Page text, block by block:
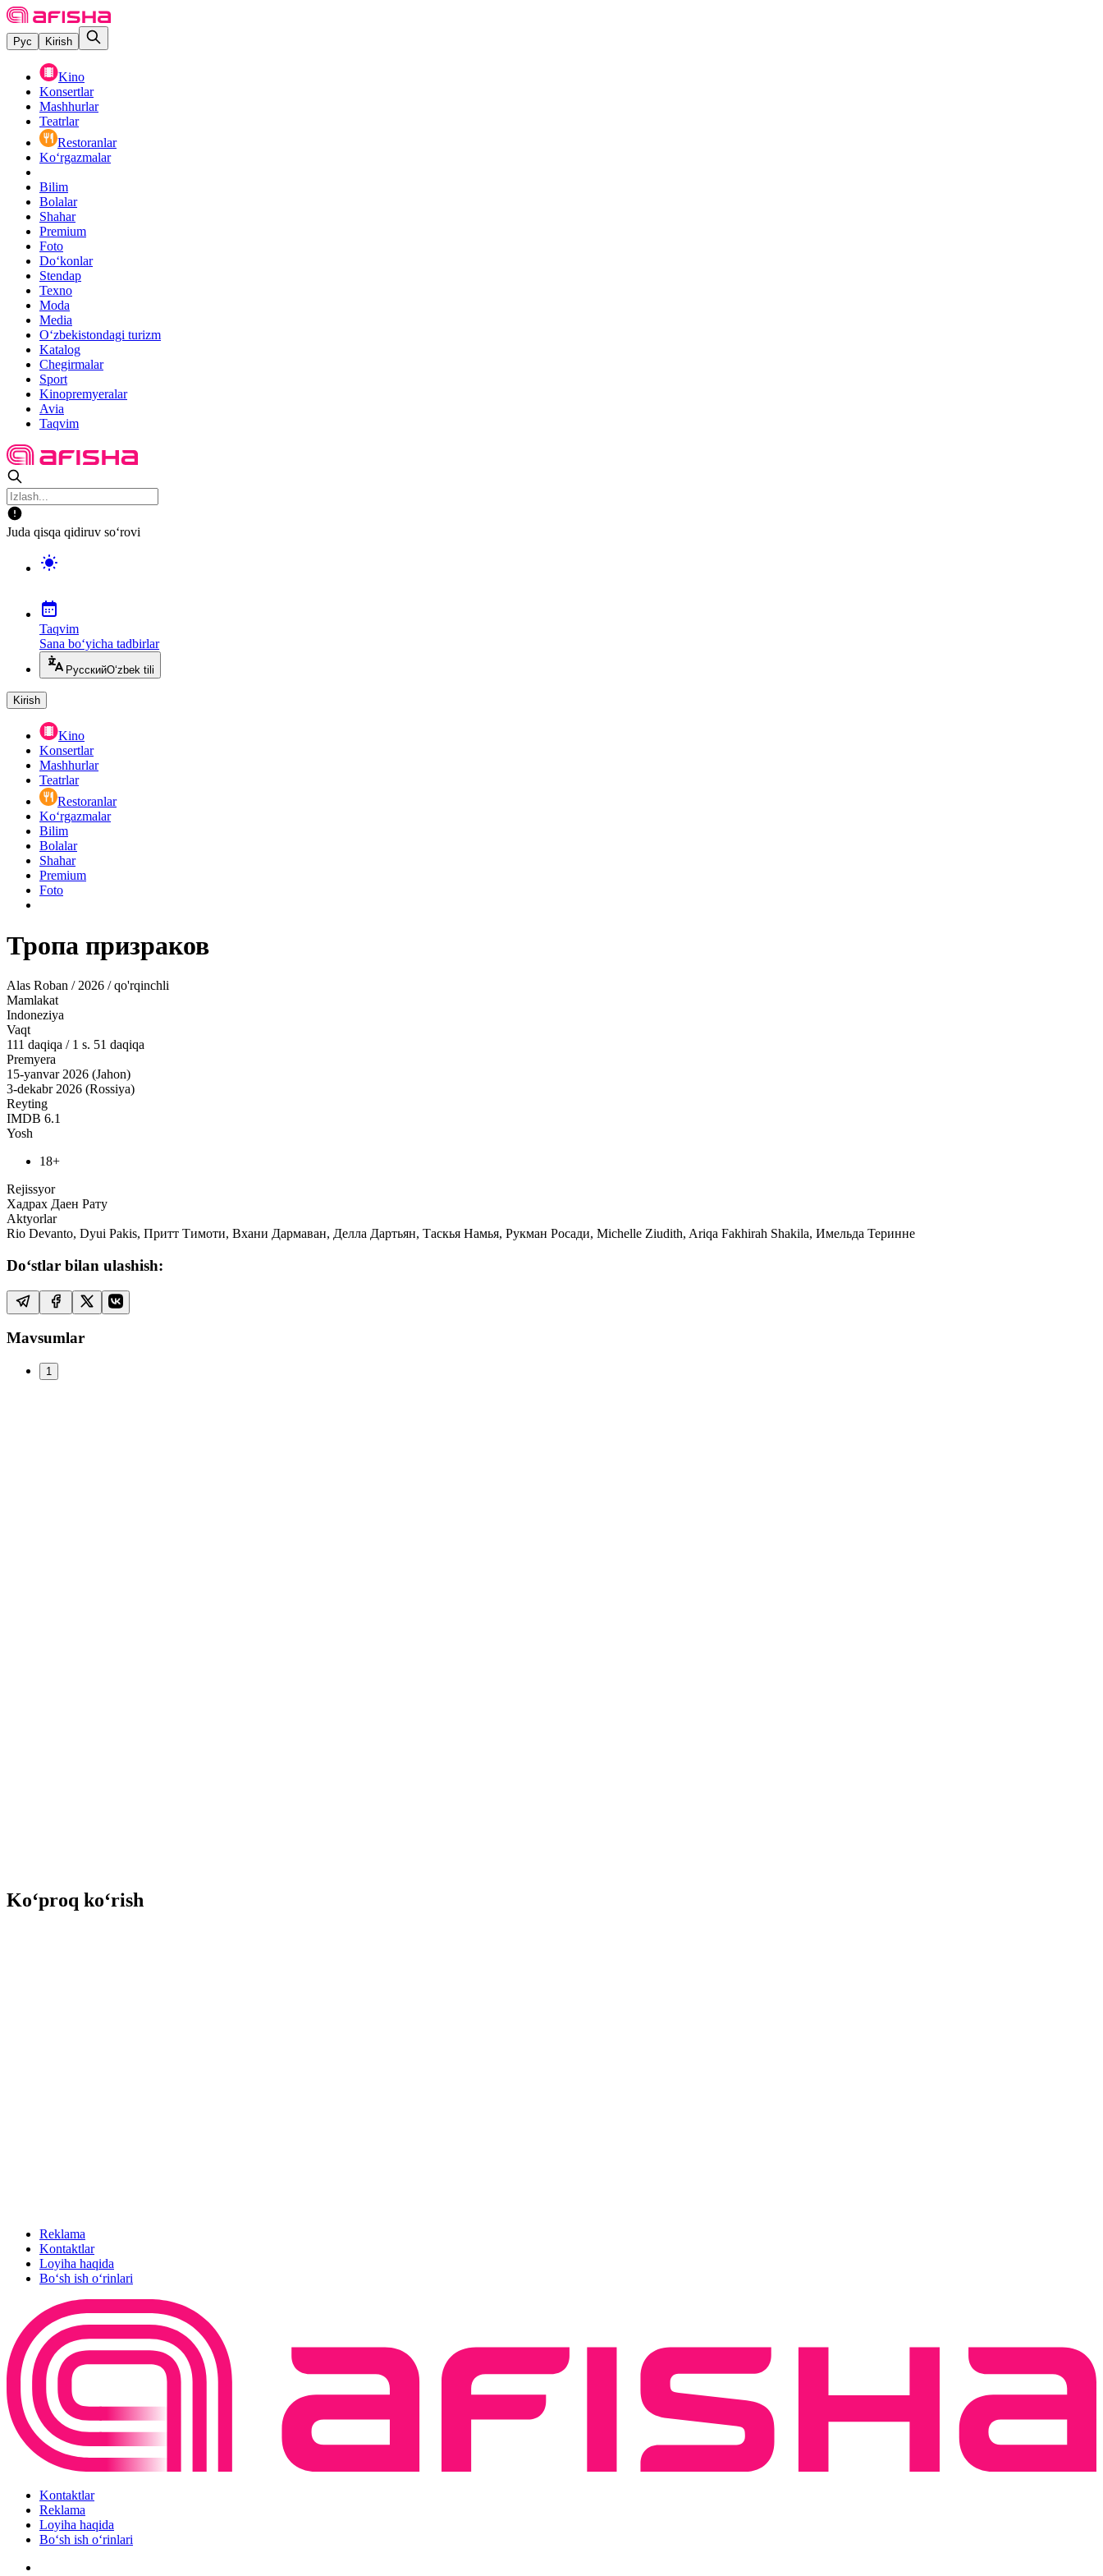
Рус Kirish
Kino
Konsertlar
Mashhurlar
Teatrlar
Restoranlar
Ko‘rgazmalar
Bilim
Bolalar
Shahar
Premium
Foto
Do‘konlar
Stendap
Texno
Moda
Media
O‘zbekistondagi turizm
Katalog
Chegirmalar
Sport
Kinopremyeralar
Avia
Taqvim
Juda qisqa qidiruv so‘rovi
Taqvim
Sana bo‘yicha tadbirlar
РусскийO‘zbek tili
Kirish
Kino
Konsertlar
Mashhurlar
Teatrlar
Restoranlar
Ko‘rgazmalar
Bilim
Bolalar
Shahar
Premium
Foto
Тропа призраков
Alas Roban / 2026 / qo'rqinchli
Mamlakat
Indoneziya
Vaqt
111 daqiqa / 1 s. 51 daqiqa
Premyera
15-yanvar 2026 (Jahon)
3-dekabr 2026 (Rossiya)
Reyting
IMDB 6.1
Yosh
18+
Rejissyor
Хадрах Даен Рату
Aktyorlar
Rio Devanto, Dyui Pakis, Притт Тимоти, Вхани Дармаван, Делла Дартьян, Таскья Намья, Рукман Росади, Michelle Ziudith, Ariqa Fakhirah Shakila, Имельда Теринне
Do‘stlar bilan ulashish:
Mavsumlar
1
Ko‘proq ko‘rish
Reklama
Kontaktlar
Loyiha haqida
Bo‘sh ish o‘rinlari
Kontaktlar
Reklama
Loyiha haqida
Bo‘sh ish o‘rinlari